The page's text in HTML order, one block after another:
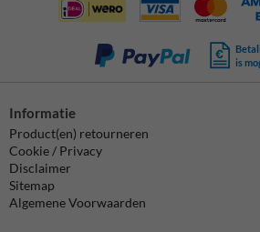
is
Informatie
Product(en) retourneren
Cookie / Privacy
Disclaimer
Sitemap
Algemene Voorwaarden